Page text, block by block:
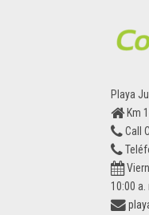
Playa
Km
Call
10:00 a.